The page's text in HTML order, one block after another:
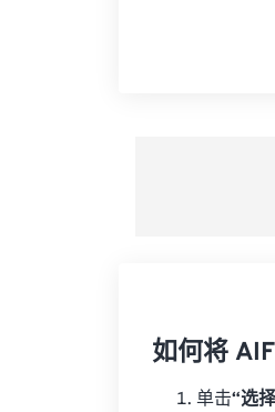
如何将
单击“选